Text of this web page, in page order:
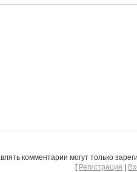
комментарии могут только
[ Регистрация